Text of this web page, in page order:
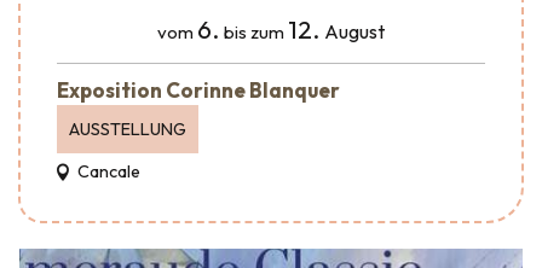
vom 6. bis zum 12. August
Exposition Corinne Blanquer
AUSSTELLUNG
Cancale